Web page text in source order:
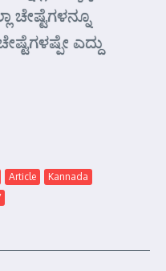
ಚೇಷ್ಟೆಗಳನ್ನೂ
ಎದ್ದು
Article
Kannada